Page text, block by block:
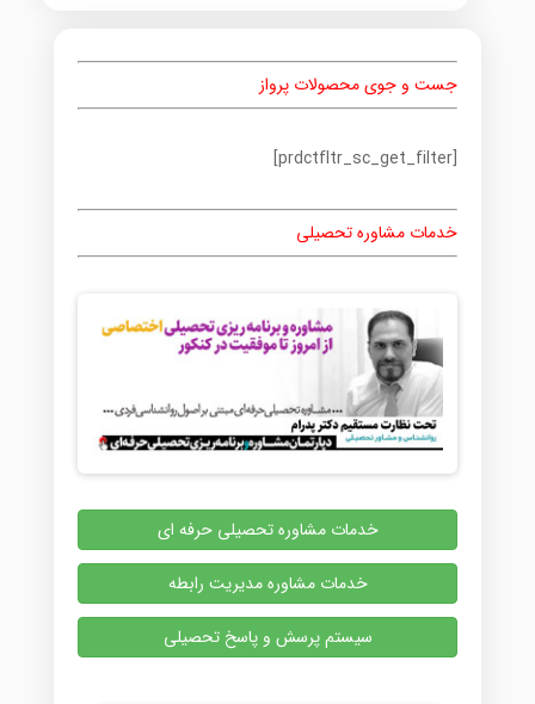
جست و جوی محصولات پرواز
[prdctfltr_sc_get_filter]
خدمات مشاوره تحصیلی
خدمات مشاوره تحصیلی حرفه ای
خدمات مشاوره مدیریت رابطه
سیستم پرسش و پاسخ تحصیلی